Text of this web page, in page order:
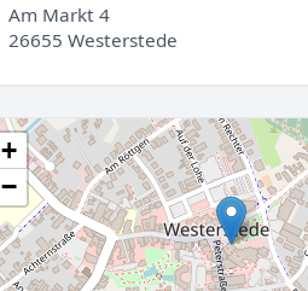
Am Markt 4
26655 Westerstede
+
−